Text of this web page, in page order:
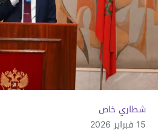
شطاري خاص
15 فبراير 2026